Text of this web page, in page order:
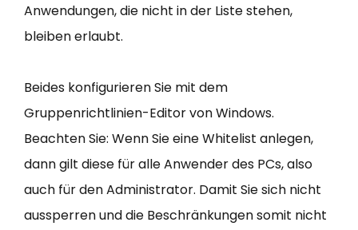
Anwendungen, die nicht in der Liste stehen,
bleiben erlaubt.
Beides konfigurieren Sie mit dem
Gruppenrichtlinien-Editor von Windows.
Beachten Sie: Wenn Sie eine Whitelist anlegen,
dann gilt diese für alle Anwender des PCs, also
auch für den Administrator. Damit Sie sich nicht
aussperren und die Beschränkungen somit nicht